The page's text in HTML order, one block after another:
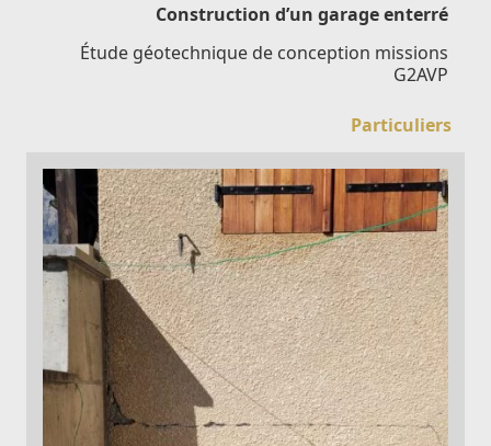
Construction d’un garage enterré
Étude géotechnique de conception missions
G2AVP
Particuliers